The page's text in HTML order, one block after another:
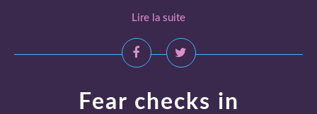
Lire la suite
Fear checks in